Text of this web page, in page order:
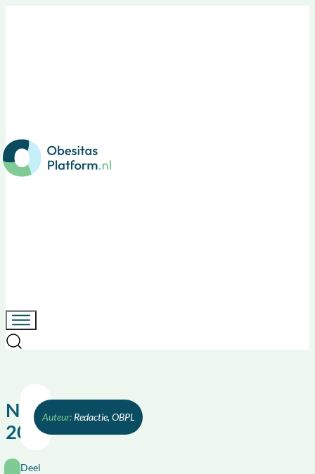
NOC
2025
Redactie, OBPL
Deel